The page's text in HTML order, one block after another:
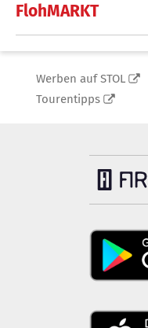
FlohMARKT
Werben auf STOL
Tourentipps